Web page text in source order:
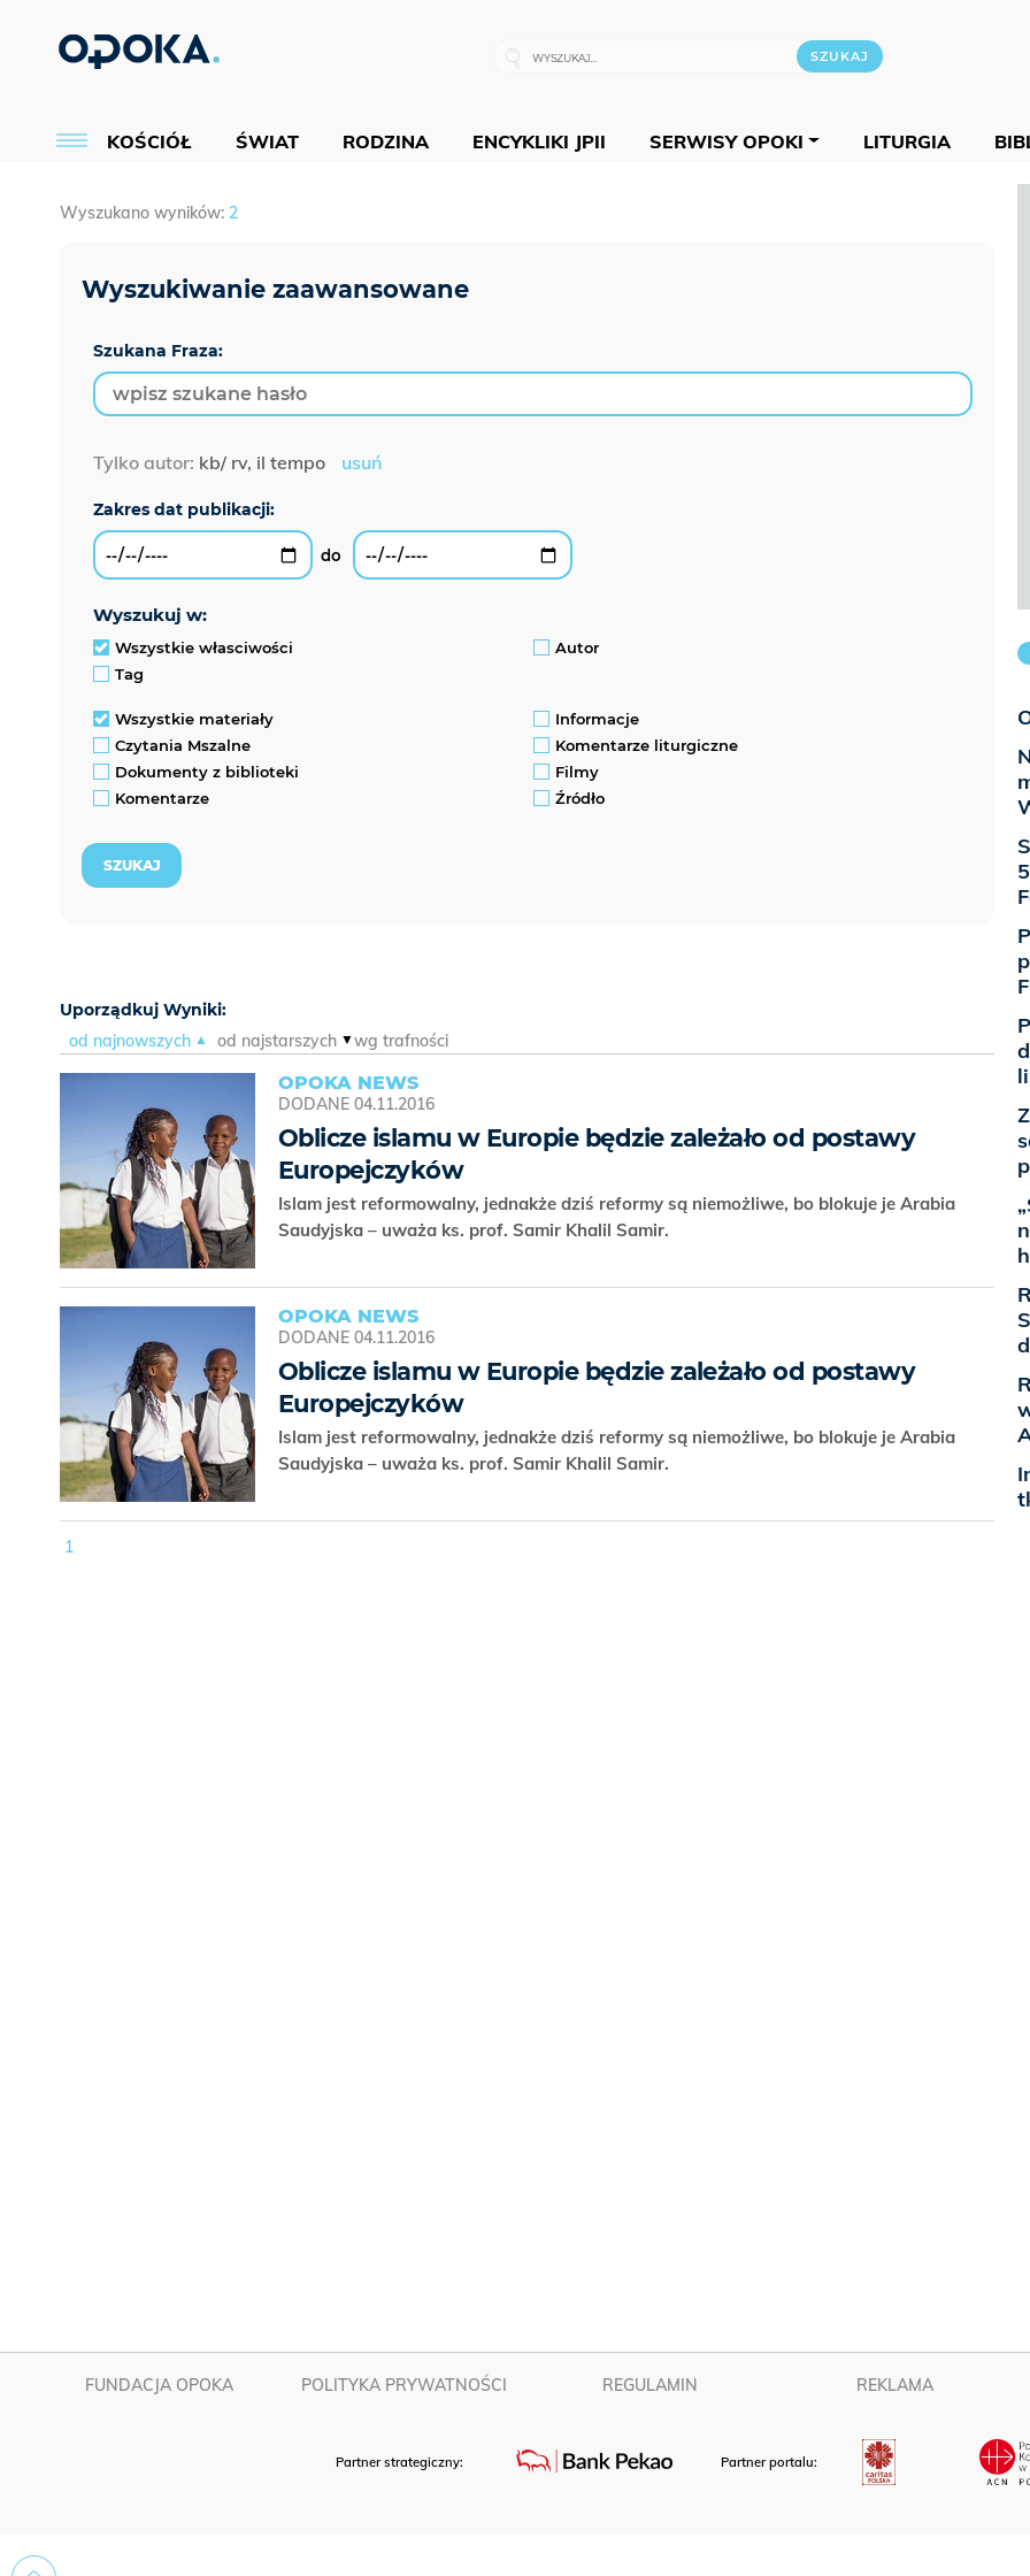
KOŚCIÓŁ ŚWIAT RODZINA ENCYKLIKI JPII SERWISY OPOKI LITURGIA
Wyszukano wyników: 2
Szukana Fraza:
Tylko autor: kb/ rv, il tempo usuń
wyszukuj w:
Wszystkie własciwości
Autor
Tag
Wszystkie materiały
Informacje
Czytania Mszalne
Komentarze liturgiczne
Dokumenty z biblioteki
Filmy
Komentarze
Źródło
Uporządkuj Wyniki:
od najnowszych
od najstarszych wg trafności
OPOKA NEWS
DODANE 04.11.2016
Oblicze islamu w Europie będzie zależało od postawy
Europejczyków
Islam jest reformowalny, jednakże dziś reformy są niemożliwe, bo blokuje je Arabia
Saudyjska – uważa ks. prof. Samir Khalil Samir.
OPOKA NEWS
DODANE 04.11.2016
Oblicze islamu w Europie będzie zależało od postawy
Europejczyków
Islam jest reformowalny, jednakże dziś reformy są niemożliwe, bo blokuje je Arabia
Saudyjska – uważa ks. prof. Samir Khalil Samir.
1
FUNDACJA OPOKA POLITYKA PRYWATNOŚCI REGULAMIN REKLAMA
Partner strategiczny: Partner portalu: